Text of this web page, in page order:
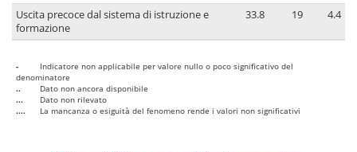
Uscita precoce dal sistema di istruzione e
formazione
33.8 19 4.4
-
Indicatore non applicabile per valore nullo o poco significativo del
denominatore
..
Dato non ancora disponibile
...
Dato non rilevato
....
La mancanza o esiguità del fenomeno rende i valori non significativi